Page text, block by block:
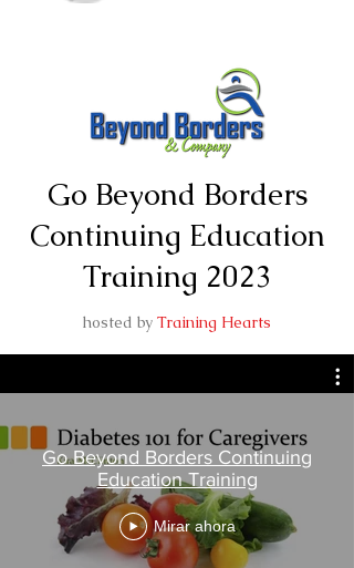
Go Beyond Borders
Continuing Education
Training 2023
hosted by Training Hearts
Go Beyond Borders Continuing
Education Training
Mirar ahora